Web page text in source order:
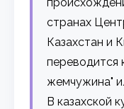
странах
Казахстан и
переводится
жемчужина"
В казахской